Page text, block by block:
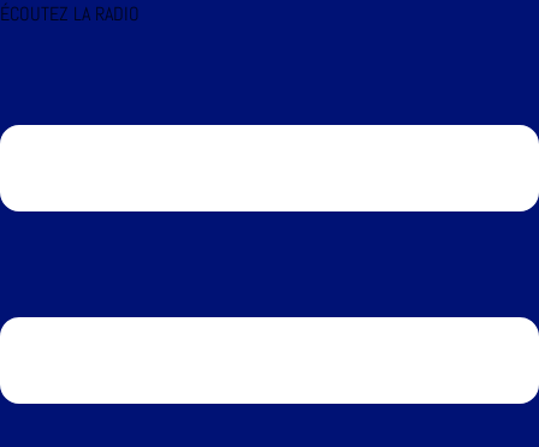
ÉCOUTEZ LA RADIO